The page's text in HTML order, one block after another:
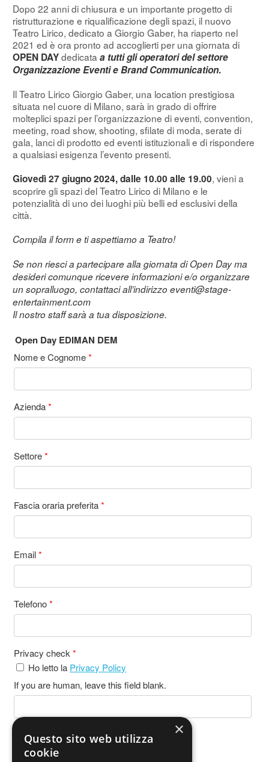
Dopo 22 anni di chiusura e un importante progetto di
ristrutturazione e riqualificazione degli spazi, il nuovo
Teatro Lirico, dedicato a Giorgio Gaber, ha riaperto nel
2021 ed è ora pronto ad accoglierti per una giornata di
OPEN DAYdedicata a tutti gli operatori del settore
Organizzazione Eventi e Brand Communication.
Il Teatro Lirico Giorgio Gaber, una location prestigiosa
situata nel cuore di Milano, sarà in grado di offrire
molteplici spazi per l’organizzazione di eventi, convention,
meeting, road show, shooting, sfilate di moda, serate di
gala, lanci di prodotto ed eventi istituzionali e di rispondere
a qualsiasi esigenza l’evento presenti.
Giovedì 27 giugno 2024, dalle 10.00 alle 19.00, vieni a
scoprire gli spazi del Teatro Lirico di Milano e le
potenzialità di uno dei luoghi più belli ed esclusivi della
città.
Compila il form e ti aspettiamo a Teatro!
Se non riesci a partecipare alla giornata di Open Day ma
desideri comunque ricevere informazioni e/o organizzare
un sopralluogo, contattaci all’indirizzoeventi@stage-
entertainment.com
Il nostro staff sarà a tua disposizione.
Open Day EDIMAN DEM
Nome e Cognome*
Azienda*
Settore*
Fascia oraria preferita*
Email*
Telefono*
Privacy check*
Ho letto la Privacy Policy
If you are human, leave this field blank.
INVIA
×
Questo sito web utilizza
cookie